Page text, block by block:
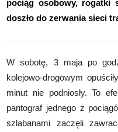
pociąg osobowy, rogatki
doszło do zerwania sieci
W sobotę, 3 maja po
kolejowo-drogowym
minut nie podniosły. To
pantograf jednego z
szlabanami zaczęli